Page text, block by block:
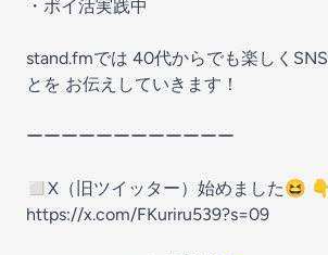
・ポイ活実践中
stand.fmでは 40代からでも楽しく
とを お伝えしていきます！
ーーーーーーーーーーーー
◻︎X（旧ツイッター）始めました😆
https://x.com/FKuriru539?s=09